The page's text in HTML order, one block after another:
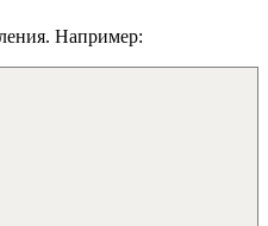
Например: